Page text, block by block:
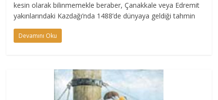
kesin olarak bilinmemekle beraber, Çanakkale veya Edremit
yakınlarındaki Kazdağı’nda 1488’de dünyaya geldiği tahmin
Devamını Oku